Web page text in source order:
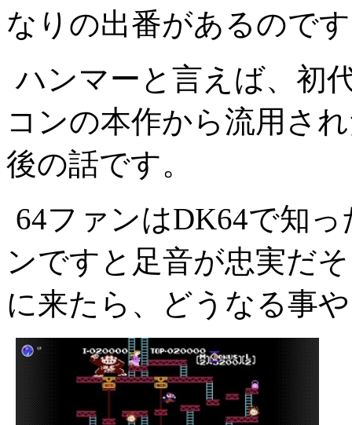
なりの出番があるので
ハンマーと言えば、初
コンの本作から流用さ
後の話です。
64ファンはDK64で知
ンですと足音が忠実だ
に来たら、どうなる事